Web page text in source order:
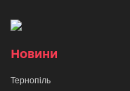
Новини
Тернопіль